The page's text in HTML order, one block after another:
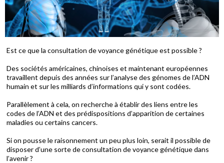
Est ce que la consultation de voyance génétique est possible ?
Des sociétés américaines, chinoises et maintenant européennes
travaillent depuis des années sur l’analyse des génomes de l’ADN
humain et sur les milliards d’informations qui y sont codées.
Parallèlement à cela, on recherche à établir des liens entre les
codes de l’ADN et des prédispositions d’apparition de certaines
maladies ou certains cancers.
Si on pousse le raisonnement un peu plus loin, serait il possible de
disposer d’une sorte de consultation de voyance génétique dans
l’avenir ?